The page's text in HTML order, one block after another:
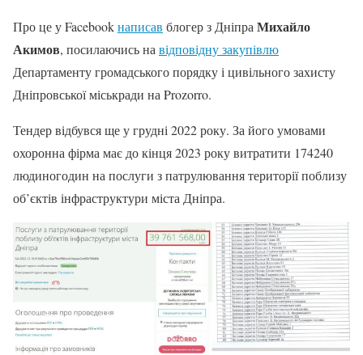
Про це у Facebookнаписав блогер з Дніпра Михайло
Акимов, посилаючись на відповідну закупівлю
Департаменту громадського порядку і цивільного захисту
Дніпровської міськради на Prozorro.
Тендер відбувся ще у грудні 2022 року. За його умовами
охоронна фірма має до кінця 2023 року витратити 174240
людиногодин на послуги з патрулювання території поблизу
об’єктів інфраструктури міста Дніпра.